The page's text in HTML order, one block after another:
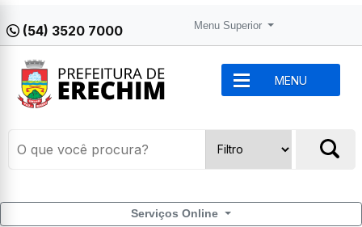
(54) 3520 7000 Menu Superior
MENU
Serviços Online